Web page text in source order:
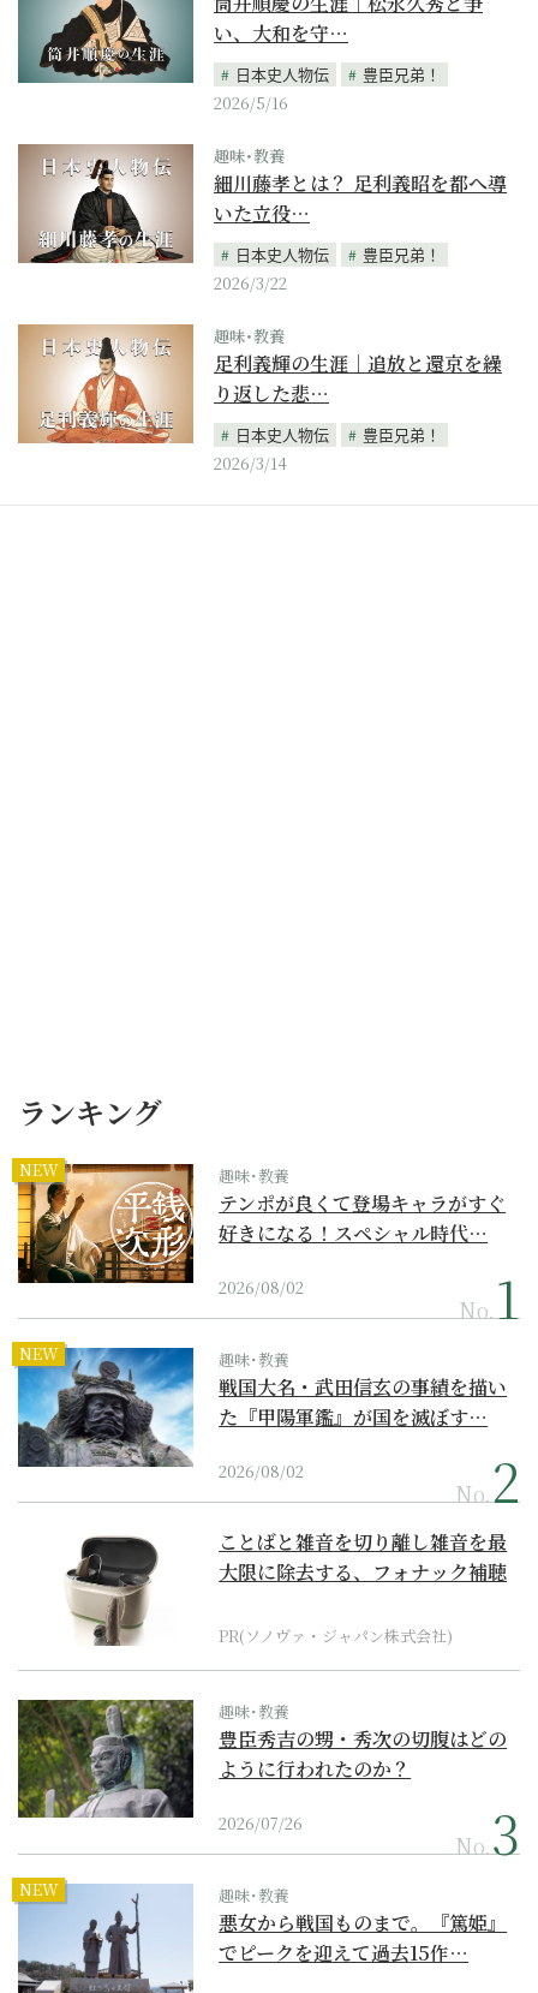
い、大和を守…
日本史人物伝
豊臣兄弟！
2026/5/16
趣味･教養
細川藤孝とは？ 足利義昭を都へ導
いた立役…
日本史人物伝
豊臣兄弟！
2026/3/22
趣味･教養
足利義輝の生涯｜追放と還京を繰
り返した悲…
日本史人物伝
豊臣兄弟！
2026/3/14
ランキング
NEW 趣味･教養
テンポが良くて登場キャラがすぐ
好きになる！スペシャル時代…
2026/08/02
No.
NEW 趣味･教養
戦国大名・武田信玄の事績を描い
た『甲陽軍鑑』が国を滅ぼす…
2026/08/02
No.
ことばと雑音を切り離し雑音を最
大限に除去する、フォナック補聴
PR(ソノヴァ・ジャパン株式会社)
趣味･教養
豊臣秀吉の甥・秀次の切腹はどの
ように行われたのか？
2026/07/26
No.
NEW 趣味･教養
悪女から戦国ものまで。『篤姫』
でピークを迎えて過去15作…